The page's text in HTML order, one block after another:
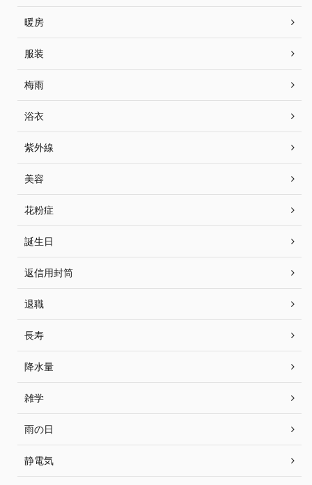
暖房
服装
梅雨
浴衣
紫外線
美容
花粉症
誕生日
返信用封筒
退職
長寿
降水量
雑学
雨の日
静電気